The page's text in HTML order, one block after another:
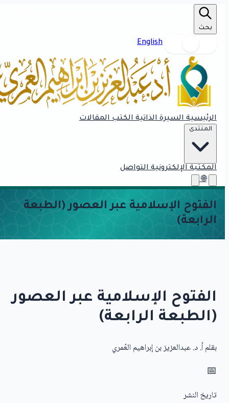
بحث
English
الرئيسية السيرة الذاتية الكتب المقالات
المنتدى
المكتبة الإلكترونية التواصل
🌐
الفتوح الإسلامية عبر العصور (الطبعة
الرابعة)
الفتوح الإسلامية عبر العصور
(الطبعة الرابعة)
بقلمأ. د. عبدالعزيز بن إبراهيم العُمري
📅
تاريخ النشر